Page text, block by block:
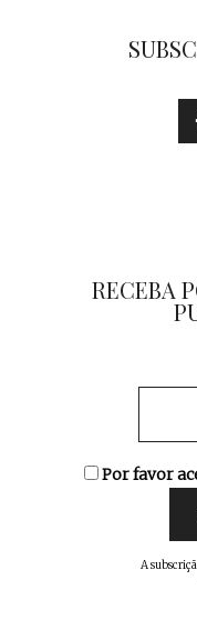
RECEBA
Por favor
A